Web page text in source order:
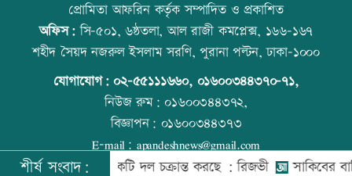
শ্বশুরের শাহাদতবার্ষিকীর দোয়া মাহফিলে
প্রধানমন্ত্রী
প্রাইম মিনিস্টার গোল্ডকাপ ফুটবল টুর্নামেন্টে
সংঘর্ষ, আহত ২৪
প্রতিমন্ত্রীকে ঘিরে ভাইরাল ভিডিওতে ছবি
জুড়ে অপপ্রচার: এলিন
কোরআন-হাদিসে নামাজ না পড়ার শাস্তি
প্রোমিতা আফরিন কর্তৃক সম্পাদিত ও প্রকাশিত
অফিস:সি-৫০১, ৬ষ্ঠতলা, আল রাজী কমপ্লেক্স, ১৬৬-১৬৭
শহীদ সৈয়দ নজরুল ইসলাম সরণি, পুরানা পল্টন, ঢাকা-১০০০
যোগাযোগ: ০২-৫৫১১১৬৬০, ০১৬০০৩৪৪৩৭০-৭১,
নিউজ রুম:০১৬০০৩৪৪৩৭২,
বিজ্ঞাপন: ০১৬০০৩৪৪৩৭৩
E-mail: apandeshnews@gmail.com
শীর্ষ সংবাদ:
বিরুদ্ধে একটি দল চক্রান্ত করছে : রিজভী সাকিবের বাড়িতে